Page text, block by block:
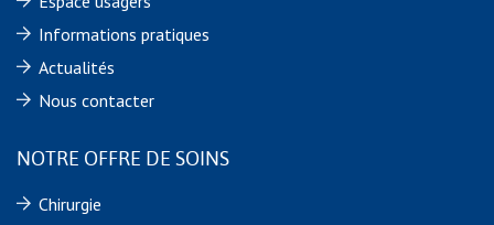
Informations pratiques
Actualités
Nous contacter
NOTRE OFFRE DE SOINS
Chirurgie